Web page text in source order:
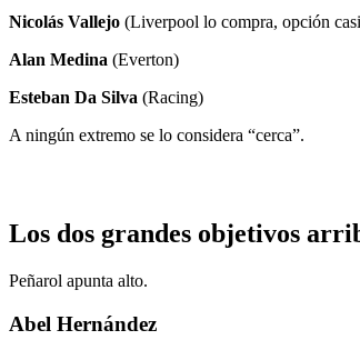
Nicolás Vallejo (Liverpool lo compra, opción
Alan Medina (Everton)
Esteban Da Silva (Racing)
A ningún extremo se lo considera “cerca”.
Los dos grandes objetivos
Peñarol apunta alto.
Abel Hernández